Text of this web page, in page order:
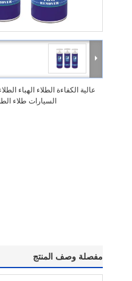
عالية الكفاءة الطلاء الهباء
السيارات طلاء
مفصلة وصف المنتج